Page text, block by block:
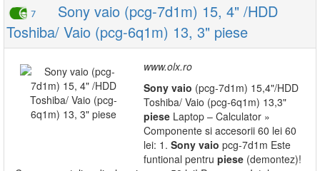
7
Sony vaio (pcg-7d1m) 15, 4" /HDD
Toshiba/ Vaio (pcg-6q1m) 13, 3" piese
www.olx.ro
Sony vaio (pcg-7d1m) 15,4"/HDD
Toshiba/ Vaio (pcg-6q1m) 13,3"
piese Laptop – Calculator »
Componente si accesorii 60 lei 60
lei: 1. Sony vaio pcg-7d1m Este
funtional pentru piese (demontez)!